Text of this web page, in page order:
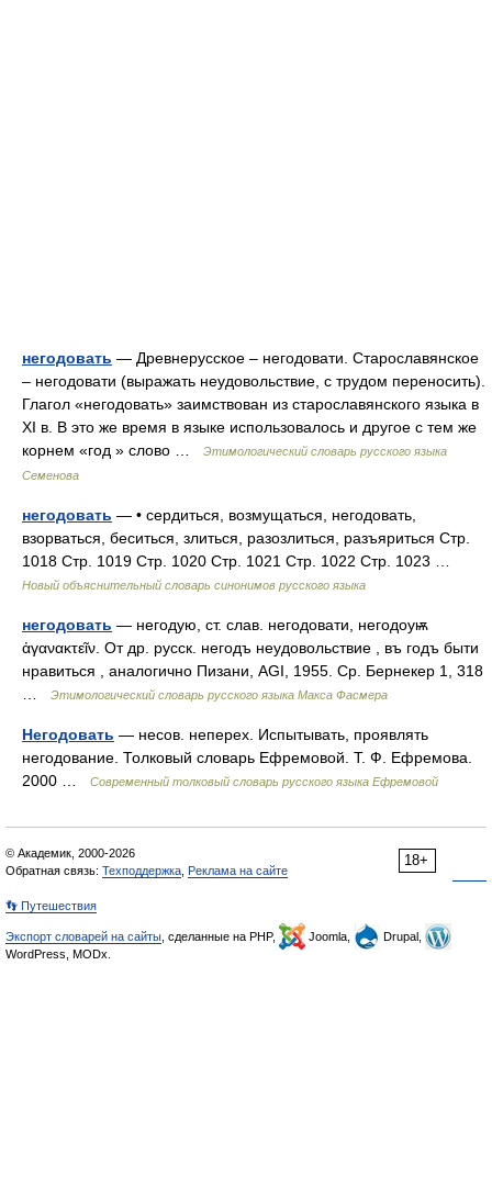
негодовать — Древнерусское – негодовати. Старославянское
– негодовати (выражать неудовольствие, с трудом переносить).
Глагол «негодовать» заимствован из старославянского языка в
XI в. В это же время в языке использовалось и другое с тем же
корнем «год » слово …
Этимологический словарь русского языка
Семенова
негодовать — • сердиться, возмущаться, негодовать,
взорваться, беситься, злиться, разозлиться, разъяриться Стр.
1018 Стр. 1019 Стр. 1020 Стр. 1021 Стр. 1022 Стр. 1023 …
Новый объяснительный словарь синонимов русского языка
негодовать — негодую, ст. слав. негодовати, негодоуѭ
ἀγανακτεῖν. От др. русск. негодъ неудовольствие , въ годъ быти
нравиться , аналогично Пизани, AGI, 1955. Ср. Бернекер 1, 318
Этимологический словарь русского языка Макса Фасмера
Негодовать — несов. неперех. Испытывать, проявлять
негодование. Толковый словарь Ефремовой. Т. Ф. Ефремова.
2000 …
Современный толковый словарь русского языка Ефремовой
18+
© Академик, 2000-2026
Обратная связь: Техподдержка Реклама на сайте
👣 Путешествия
Экспорт словарей на сайты , сделанные на PHP, Joomla,
Drupal,
WordPress, MODx.